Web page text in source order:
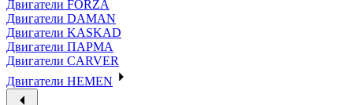
Двигатели FORZA
Двигатели DAMAN
Двигатели KASKAD
Двигатели ПАРМА
Двигатели CARVER
Двигатели HEMEN